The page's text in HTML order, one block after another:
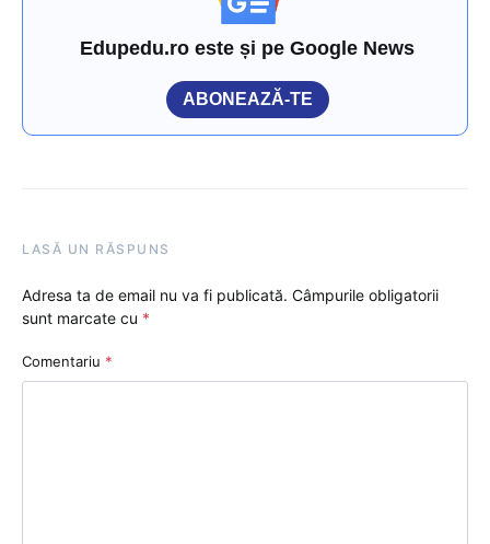
Edupedu.ro este și pe Google News
ABONEAZĂ-TE
LASĂ UN RĂSPUNS
Adresa ta de email nu va fi publicată. Câmpurile obligatorii
sunt marcate cu *
Comentariu *